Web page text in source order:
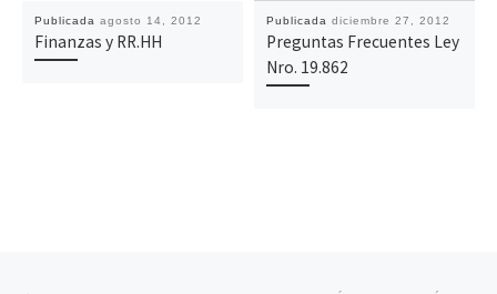
Publicadaagosto 14, 2012
Finanzas y RR.HH
Publicadadiciembre 27, 2012
Preguntas Frecuentes Ley
Nro. 19.862